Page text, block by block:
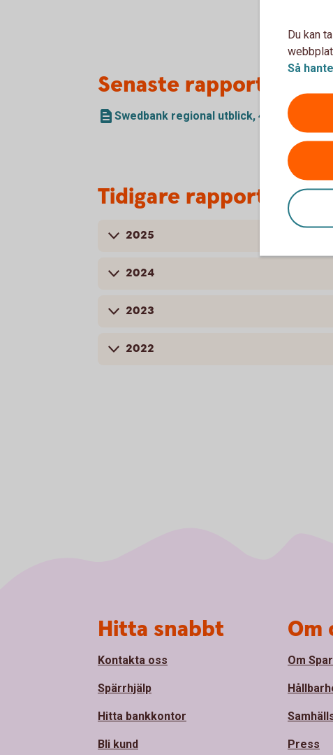
Senaste rapporten
Swedbank regional utblick, 4 mars 2026
Tidigare rapporter
2025
2024
2023
2022
Du kan
Så
Hitta snabbt
Kontakta oss
Spärrhjälp
Hitta bankkontor
Bli kund
Om
Om
Press